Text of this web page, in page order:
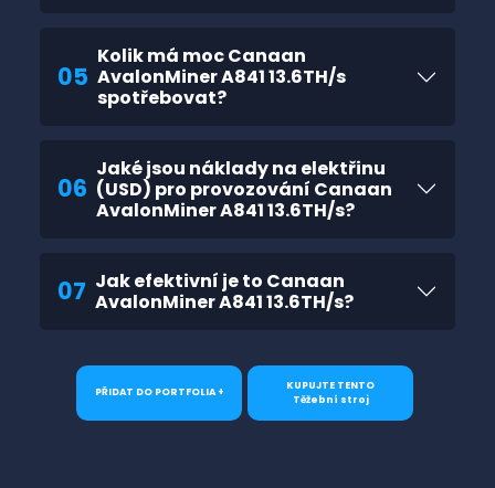
05
Kolik má moc Canaan
AvalonMiner A841 13.6TH/s
spotřebovat?
06
Jaké jsou náklady na elektřinu
(USD) pro provozování Canaan
AvalonMiner A841 13.6TH/s?
07 Jak efektivní je to Canaan
AvalonMiner A841 13.6TH/s?
PŘIDAT DO PORTFOLIA +
KUPUJTE TENTO
Těžební stroj